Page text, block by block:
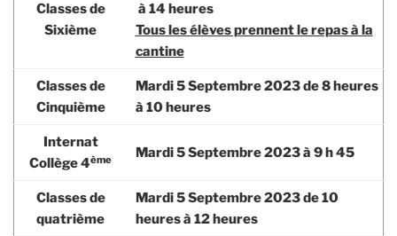
Classes de
Sixième
à 14 heures
Tous les élèves prennent le repas à la
cantine
Classes de
Cinquième
Mardi 5 Septembre 2023de 8 heures
à 10 heures
Internat
Collège 4ème Mardi 5 Septembre 2023à 9 h 45
Classes de
quatrième
Mardi 5 Septembre 2023de 10
heures à 12 heures